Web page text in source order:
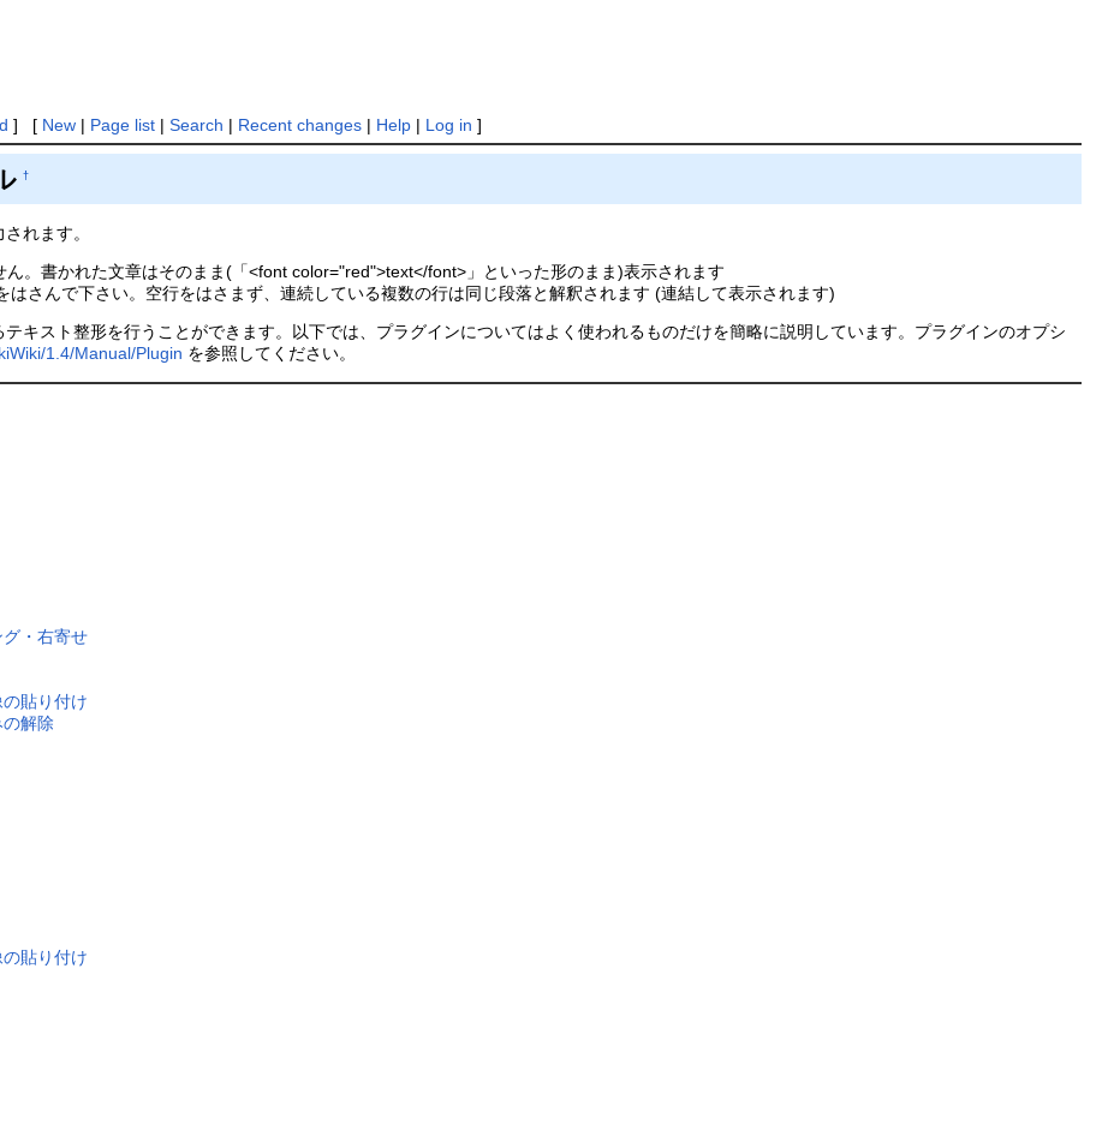
] [ New| Page list| Search | Recent changes| Help| Log in ]
†
れます。
。書かれた文章はそのまま(「<font color="red">text</font>」といった形のまま)表示されます
はさんで下さい。空行をはさまず、連続している複数の行は同じ段落と解釈されます (連結して表示されます)
キスト整形を行うことができます。以下では、プラグインについてはよく使われるものだけを簡略に説明しています。プラグインのオプシ
1.4/Manual/Plugin を参照してください。
・右寄せ
貼り付け
解除
貼り付け